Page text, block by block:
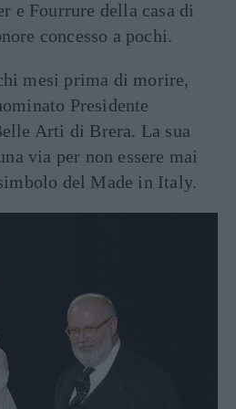
e Fourrure della casa di
concesso a pochi.
mesi prima di morire,
Presidente
Arti di Brera. La sua
via per non essere mai
del Made in Italy.